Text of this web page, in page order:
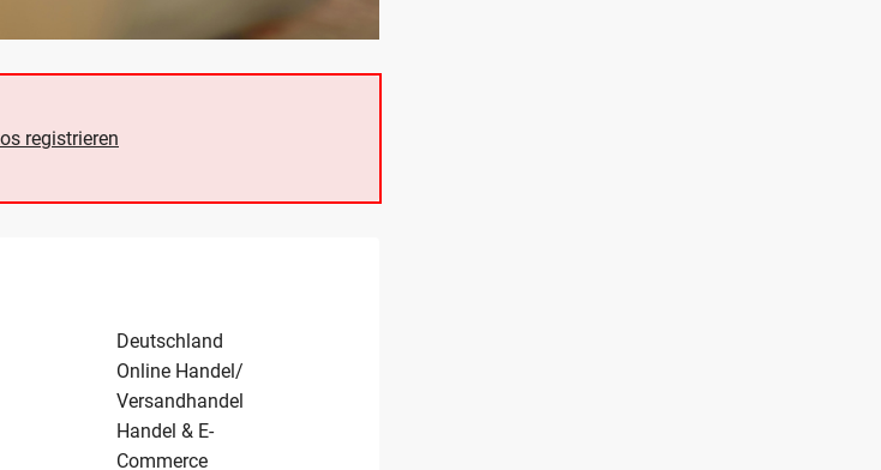
registrieren
Deutschland
Online Handel/
Versandhandel
Handel & E-
Commerce